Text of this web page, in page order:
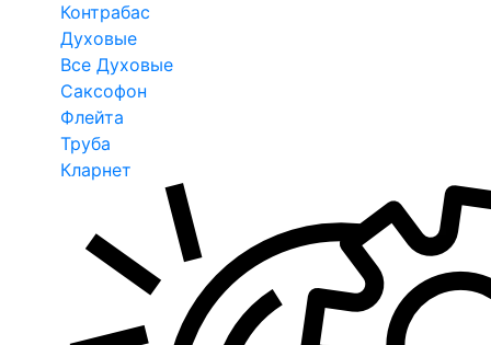
Контрабас
Духовые
Все Духовые
Саксофон
Флейта
Труба
Кларнет